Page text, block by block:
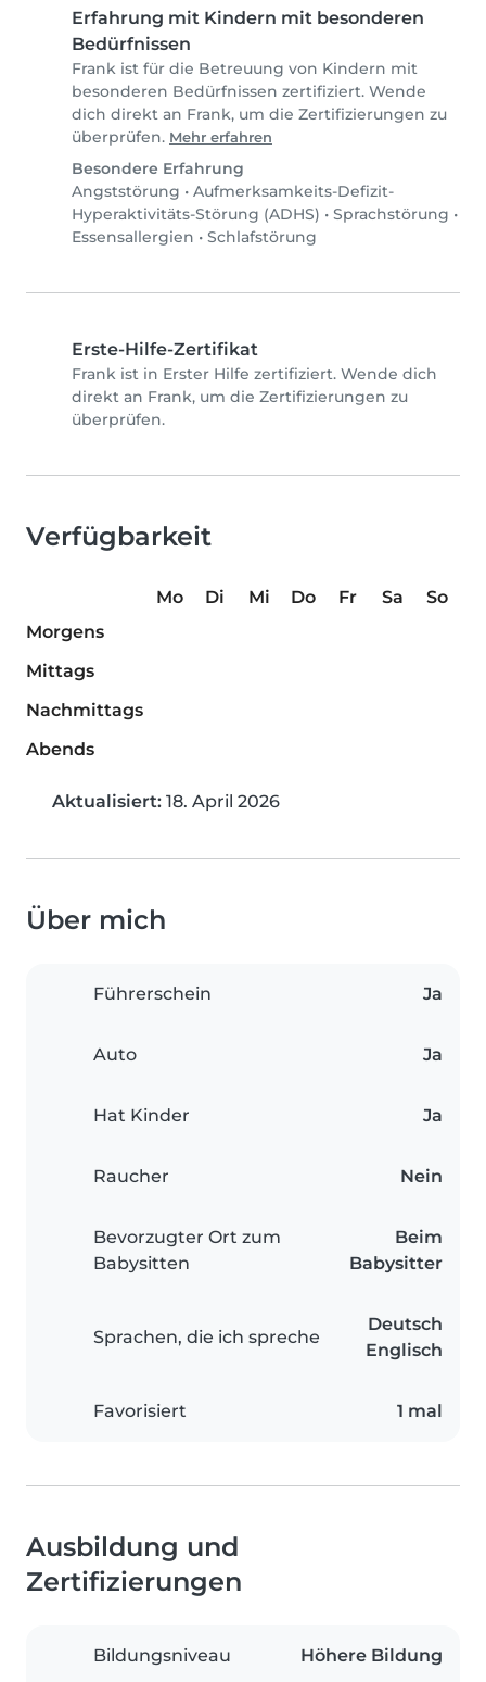
Erfahrung mit Kindern mit besonderen
Bedürfnissen
Frank ist für die Betreuung von Kindern mit
besonderen Bedürfnissen zertifiziert. Wende
dich direkt an Frank, um die Zertifizierungen zu
überprüfen. Mehr erfahren
Besondere Erfahrung
Angststörung • Aufmerksamkeits-Defizit-
Hyperaktivitäts-Störung (ADHS) • Sprachstörung •
Essensallergien • Schlafstörung
Erste-Hilfe-Zertifikat
Frank ist in Erster Hilfe zertifiziert. Wende dich
direkt an Frank, um die Zertifizierungen zu
überprüfen.
Verfügbarkeit
Mo Di Mi Do Fr Sa
So
Morgens
Mittags
Nachmittags
Abends
Aktualisiert: 18. April 2026
Über mich
Führerschein Ja
Auto Ja
Hat Kinder Ja
Raucher Nein
Bevorzugter Ort zum
Babysitten
Beim
Babysitter
Sprachen, die ich spreche
Deutsch
Englisch
Favorisiert 1 mal
Ausbildung und
Zertifizierungen
Bildungsniveau Höhere Bildung